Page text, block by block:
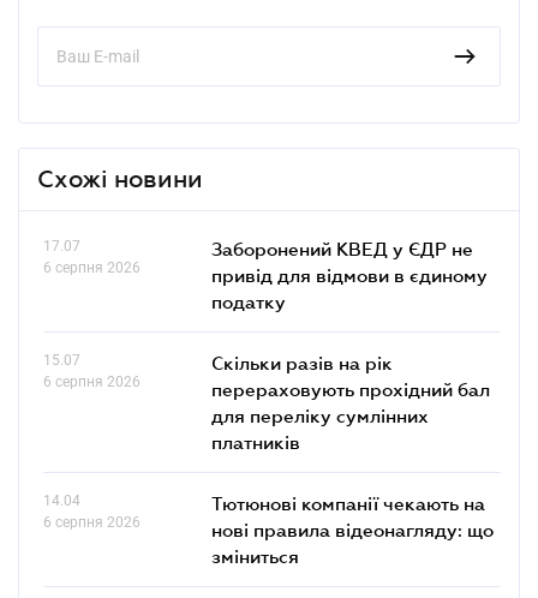
Схожі новини
17.07
6 серпня 2026
Заборонений КВЕД у ЄДР не
привід для відмови в єдиному
податку
15.07
6 серпня 2026
Скільки разів на рік
перераховують прохідний бал
для переліку сумлінних
платників
14.04
6 серпня 2026
Тютюнові компанії чекають на
нові правила відеонагляду: що
зміниться